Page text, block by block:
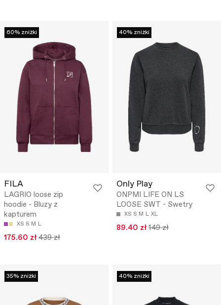
60% zniżki
FILA
LAGRIO loose zip
hoodie - Bluzy z
kapturem
XS S M L
175.60 zł 439 zł
40% zniżki
Only Play
ONPMI LIFE ON LS
LOOSE SWT - Swetry
XS S M L XL
89.40 zł 149 zł
35% zniżki 40% zniżki